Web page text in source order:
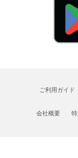
ご利用ガイド
会社概要